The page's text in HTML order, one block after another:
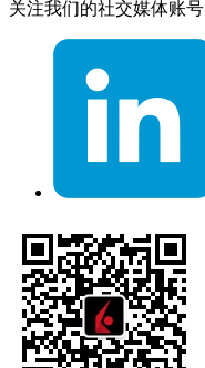
关注我们的社交媒体账号